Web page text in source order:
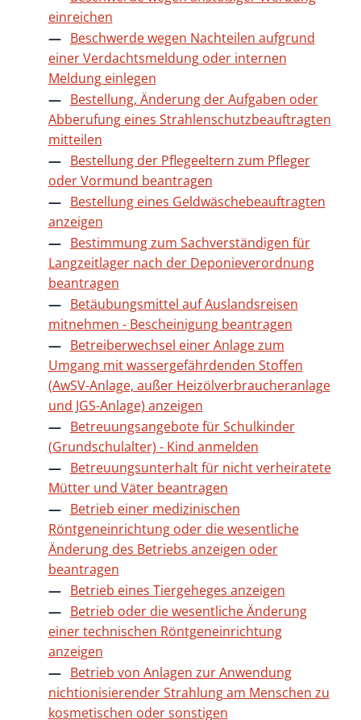
einreichen
Beschwerde wegen Nachteilen aufgrund
einer Verdachtsmeldung oder internen
Meldung einlegen
Bestellung, Änderung der Aufgaben oder
Abberufung eines Strahlenschutzbeauftragten
mitteilen
Bestellung der Pflegeeltern zum Pfleger
oder Vormund beantragen
Bestellung eines Geldwäschebeauftragten
anzeigen
Bestimmung zum Sachverständigen für
Langzeitlager nach der Deponieverordnung
beantragen
Betäubungsmittel auf Auslandsreisen
mitnehmen - Bescheinigung beantragen
Betreiberwechsel einer Anlage zum
Umgang mit wassergefährdenden Stoffen
(AwSV-Anlage, außer Heizölverbraucheranlage
und JGS-Anlage) anzeigen
Betreuungsangebote für Schulkinder
(Grundschulalter) - Kind anmelden
Betreuungsunterhalt für nicht verheiratete
Mütter und Väter beantragen
Betrieb einer medizinischen
Röntgeneinrichtung oder die wesentliche
Änderung des Betriebs anzeigen oder
beantragen
Betrieb eines Tiergeheges anzeigen
Betrieb oder die wesentliche Änderung
einer technischen Röntgeneinrichtung
anzeigen
Betrieb von Anlagen zur Anwendung
nichtionisierender Strahlung am Menschen zu
kosmetischen oder sonstigen